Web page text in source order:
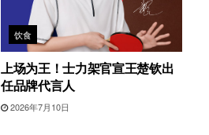
饮食
上场为王！士力架官宣王楚钦出
任品牌代言人
2026年7月10日